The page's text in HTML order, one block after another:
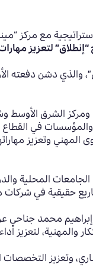
مع مركز
لتعزيز
والذي دشن دفعته
الشرق الأوسط
والمؤسسات في
المهني وتعزيز
فضلاً عن خريجي
في شركات محلية
محمد
والمهنية، لتعزيز
وتعزيز التخصصات